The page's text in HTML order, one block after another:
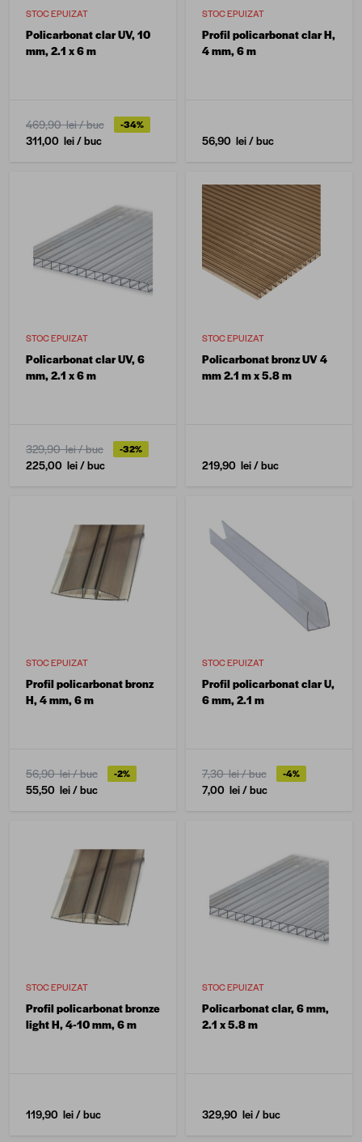
STOC EPUIZAT
Policarbonat clar UV, 10
mm, 2.1 x 6 m
469,90 lei/ buc -34%
311,00 lei/ buc
STOC EPUIZAT
Profil policarbonat clar H,
4 mm, 6 m
56,90 lei/ buc
STOC EPUIZAT
Policarbonat clar UV, 6
mm, 2.1 x 6 m
329,90 lei/ buc -32%
225,00 lei/ buc
STOC EPUIZAT
Policarbonat bronz UV 4
mm 2.1 m x 5.8 m
219,90 lei/ buc
STOC EPUIZAT
Profil policarbonat bronz
H, 4 mm, 6 m
56,90 lei/ buc -2%
55,50 lei/ buc
STOC EPUIZAT
Profil policarbonat clar U,
6 mm, 2.1 m
7,30 lei/ buc -4%
7,00 lei/ buc
STOC EPUIZAT
Profil policarbonat bronze
light H, 4-10 mm, 6 m
119,90 lei/ buc
STOC EPUIZAT
Policarbonat clar, 6 mm,
2.1 x 5.8 m
329,90 lei/ buc